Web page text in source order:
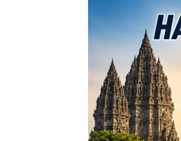
Harga
Toyota
Avanza
Yogyakarta
Promo
DP
Ringan
&